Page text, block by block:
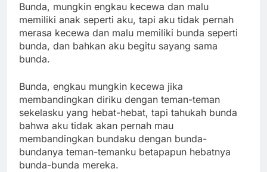
Bunda, mungkin engkau kecewa dan malu
memiliki anak seperti aku, tapi aku tidak pernah
merasa kecewa dan malu memiliki bunda seperti
bunda, dan bahkan aku begitu sayang sama
bunda.
Bunda, engkau mungkin kecewa jika
membandingkan diriku dengan teman-teman
sekelasku yang hebat-hebat, tapi tahukah bunda
bahwa aku tidak akan pernah mau
membandingkan bundaku dengan bunda-
bundanya teman-temanku betapapun hebatnya
bunda-bunda mereka.